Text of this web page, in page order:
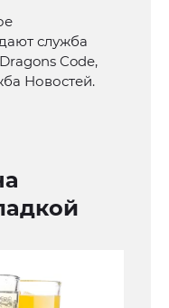
служба
Code,
Новостей.